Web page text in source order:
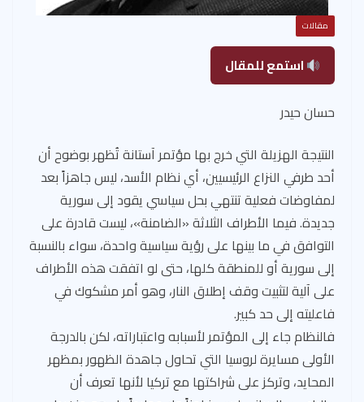
مقالات
استمع للمقال
حسان حيدر
النتيجة الهزيلة التي خرج بها مؤتمر آستانة تُظهر بوضوح أن
أحد طرفي النزاع الرئيسيين، أي نظام الأسد، ليس جاهزاً بعد
لمفاوضات فعلية تنتهي بحل سياسي يقود إلى سورية
جديدة. فيما الأطراف الثلاثة «الضامنة»، ليست قادرة على
التوافق في ما بينها على رؤية سياسية واحدة، سواء بالنسبة
إلى سورية أو للمنطقة كلها، حتى لو اتفقت هذه الأطراف
على آلية لتثبيت وقف إطلاق النار، وهو أمر مشكوك في
فاعليته إلى حد كبير.
فالنظام جاء إلى المؤتمر لأسبابه واعتباراته، لكن بالدرجة
الأولى مسايرة لروسيا التي تحاول جاهدة الظهور بمظهر
المحايد، وتركز على شراكتها مع تركيا لأنها تعرف أن